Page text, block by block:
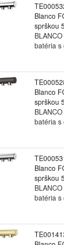
Blanco
sprškou
batéria s
Blanco
sprškou
batéria s
Blanco
sprškou
batéria s